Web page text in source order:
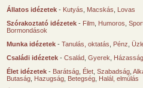
Állatos idézetek - Kutyás Macskás
Lovas
Szórakoztató idézetek - Film Humoros
Bormondások
Munka idézetek - Tanulás, oktatás Pénz
Családi idézetek - Család Gyerek
Élet idézetek - Barátság Élet Szabadság
Butaság Hazugság Betegség Halál, elmúlás